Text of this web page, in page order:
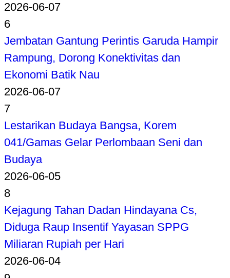
2026-06-07
6
Jembatan Gantung Perintis Garuda Hampir
Rampung, Dorong Konektivitas dan
Ekonomi Batik Nau
2026-06-07
7
Lestarikan Budaya Bangsa, Korem
041/Gamas Gelar Perlombaan Seni dan
Budaya
2026-06-05
8
Kejagung Tahan Dadan Hindayana Cs,
Diduga Raup Insentif Yayasan SPPG
Miliaran Rupiah per Hari
2026-06-04